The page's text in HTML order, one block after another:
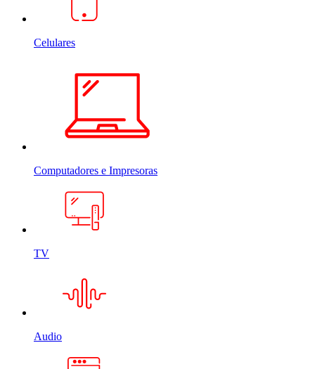
Celulares
Computadores e Impresoras
TV
Audio